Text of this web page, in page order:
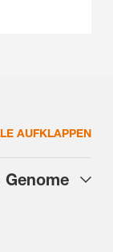
AUFKLAPPEN
Genome